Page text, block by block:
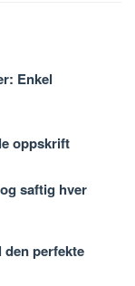
Enkel
oppskrift
saftig hver
perfekte